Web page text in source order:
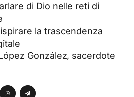
di Dio nelle reti di
la trascendenza
González, sacerdote